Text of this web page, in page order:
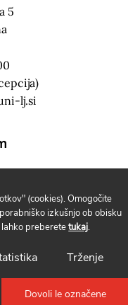
(cookies). Omogočite
izkušnjo ob obisku
lahko preberetetukaj.
Trženje
Dovoli le označene
5
lj.si